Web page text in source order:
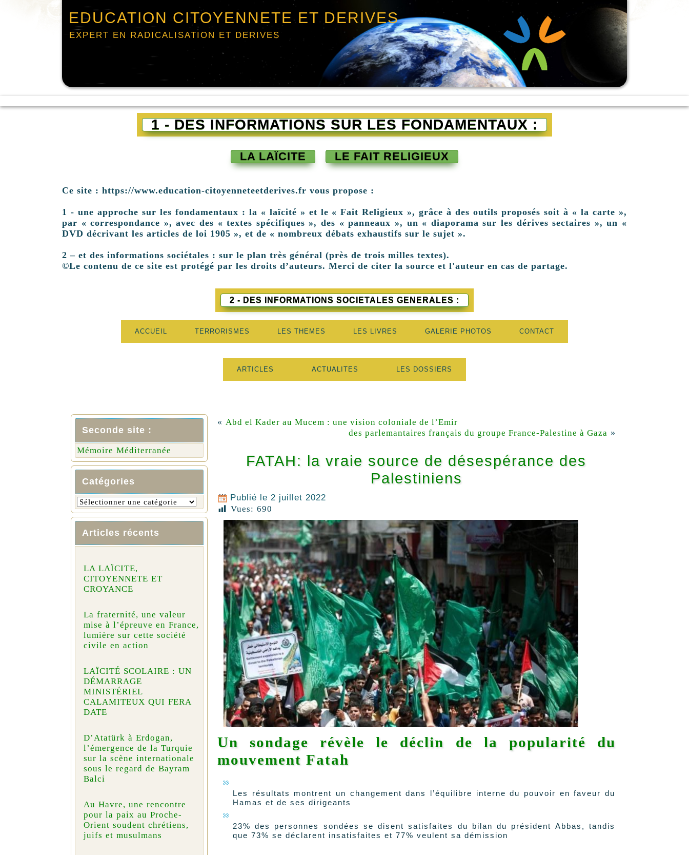
EDUCATION CITOYENNETE ET DERIVES
EXPERT EN RADICALISATION ET DERIVES
1 - DES INFORMATIONS SUR LES FONDAMENTAUX :
LA LAÏCITE LE FAIT RELIGIEUX
Ce site : https://www.education-citoyenneteetderives.fr vous propose :
1 - une approche sur les fondamentaux : la « laïcité » et le « Fait Religieux », grâce à des outils proposés soit à « la carte »,
par « correspondance », avec des « textes spécifiques », des « panneaux », un « diaporama sur les dérives sectaires », un «
DVD décrivant les articles de loi 1905 », et de « nombreux débats exhaustifs sur le sujet ».
2 – et des informations sociétales : sur le plan très général (près de trois milles textes).
©Le contenu de ce site est protégé par les droits d’auteurs. Merci de citer la source et l'auteur en cas de partage.
2 - DES INFORMATIONS SOCIETALES GENERALES :
ACCUEIL TERRORISMES LES THEMES LES LIVRES GALERIE PHOTOS CONTACT
ARTICLES ACTUALITES LES DOSSIERS
Seconde site :
Mémoire Méditerranée
Catégories
Articles récents
LA LAÏCITE,
CITOYENNETE ET
CROYANCE
La fraternité, une valeur
mise à l’épreuve en France,
lumière sur cette société
civile en action
LAÏCITÉ SCOLAIRE : UN
DÉMARRAGE
MINISTÉRIEL
CALAMITEUX QUI FERA
DATE
D’Atatürk à Erdogan,
l’émergence de la Turquie
sur la scène internationale
sous le regard de Bayram
Balci
Au Havre, une rencontre
pour la paix au Proche-
Orient soudent chrétiens,
juifs et musulmans
« Abd el Kader au Mucem : une vision coloniale de l’Emir
des parlemantaires français du groupe France-Palestine à Gaza »
FATAH: la vraie source de désespérance des
Palestiniens
Publié le 2 juillet 2022
Vues: 690
Un sondage révèle le déclin de la popularité du
mouvement Fatah
Les résultats montrent un changement dans l’équilibre interne du pouvoir en faveur du
Hamas et de ses dirigeants
23% des personnes sondées se disent satisfaites du bilan du président Abbas, tandis
que 73% se déclarent insatisfaites et 77% veulent sa démission